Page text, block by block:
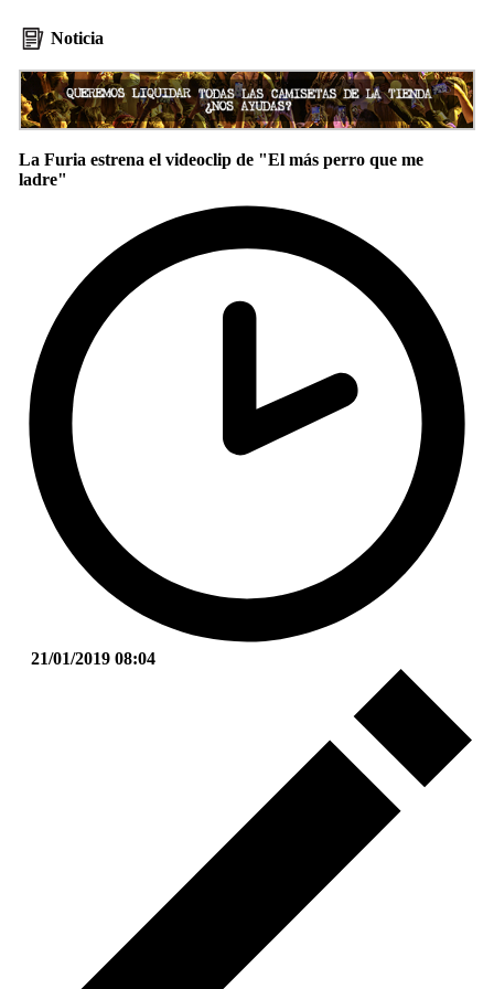
Noticia
La Furia estrena el videoclip de "El más perro que me
ladre"
21/01/2019 08:04